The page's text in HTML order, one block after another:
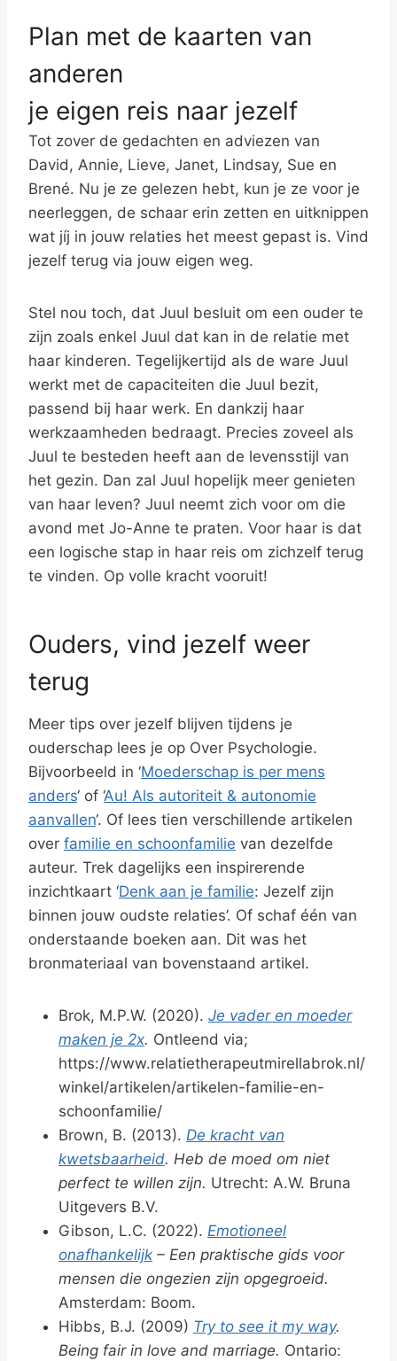
Plan met de kaarten van
anderen
je eigen reis naar jezelf
Tot zover de gedachten en adviezen van
David, Annie, Lieve, Janet, Lindsay, Sue en
Brené. Nu je ze gelezen hebt, kun je ze voor je
neerleggen, de schaar erin zetten en uitknippen
wat jíj in jouw relaties het meest gepast is. Vind
jezelf terug via jouw eigen weg.
Stel nou toch, dat Juul besluit om een ouder te
zijn zoals enkel Juul dat kan in de relatie met
haar kinderen. Tegelijkertijd als de ware Juul
werkt met de capaciteiten die Juul bezit,
passend bij haar werk. En dankzij haar
werkzaamheden bedraagt. Precies zoveel als
Juul te besteden heeft aan de levensstijl van
het gezin. Dan zal Juul hopelijk meer genieten
van haar leven? Juul neemt zich voor om die
avond met Jo-Anne te praten. Voor haar is dat
een logische stap in haar reis om zichzelf terug
te vinden. Op volle kracht vooruit!
Ouders, vind jezelf weer
terug
Meer tips over jezelf blijven tijdens je
ouderschap lees je op Over Psychologie.
Bijvoorbeeld in ‘Moederschap is per mens
anders‘ of ‘Au! Als autoriteit & autonomie
aanvallen‘. Of lees tien verschillende artikelen
over familie en schoonfamilie van dezelfde
auteur. Trek dagelijks een inspirerende
inzichtkaart ‘Denk aan je familie: Jezelf zijn
binnen jouw oudste relaties’. Of schaf één van
onderstaande boeken aan. Dit was het
bronmateriaal van bovenstaand artikel.
Brok, M.P.W. (2020). Je vader en moeder
maken je 2x. Ontleend via;
https://www.relatietherapeutmirellabrok.nl/
winkel/artikelen/artikelen-familie-en-
schoonfamilie/
Brown, B. (2013). De kracht van
kwetsbaarheid. Heb de moed om niet
perfect te willen zijn. Utrecht: A.W. Bruna
Uitgevers B.V.
Gibson, L.C. (2022). Emotioneel
onafhankelijk – Een praktische gids voor
mensen die ongezien zijn opgegroeid.
Amsterdam: Boom.
Hibbs, B.J. (2009) Try to see it my way.
Being fair in love and marriage. Ontario: